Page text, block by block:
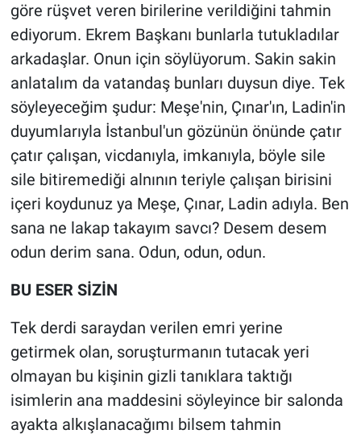
göre rüşvet veren birilerine verildiğini tahmin
ediyorum. Ekrem Başkanı bunlarla tutukladılar
arkadaşlar. Onun için söylüyorum. Sakin sakin
anlatalım da vatandaş bunları duysun diye. Tek
söyleyeceğim şudur: Meşe'nin, Çınar'ın, Ladin'in
duyumlarıyla İstanbul'un gözünün önünde çatır
çatır çalışan, vicdanıyla, imkanıyla, böyle sile
sile bitiremediği alnının teriyle çalışan birisini
içeri koydunuz ya Meşe, Çınar, Ladin adıyla. Ben
sana ne lakap takayım savcı? Desem desem
odun derim sana. Odun, odun, odun.
BU ESER SİZİN
Tek derdi saraydan verilen emri yerine
getirmek olan, soruşturmanın tutacak yeri
olmayan bu kişinin gizli tanıklara taktığı
isimlerin ana maddesini söyleyince bir salonda
ayakta alkışlanacağımı bilsem tahmin